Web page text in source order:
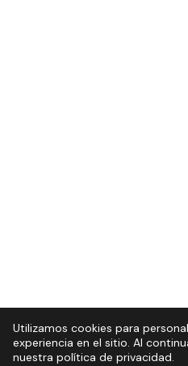
Utilizamos cookies para
experiencia en el sitio. Al
nuestra política de privacidad.